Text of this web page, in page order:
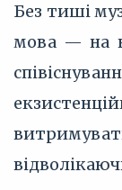
Без тиші
мова — на